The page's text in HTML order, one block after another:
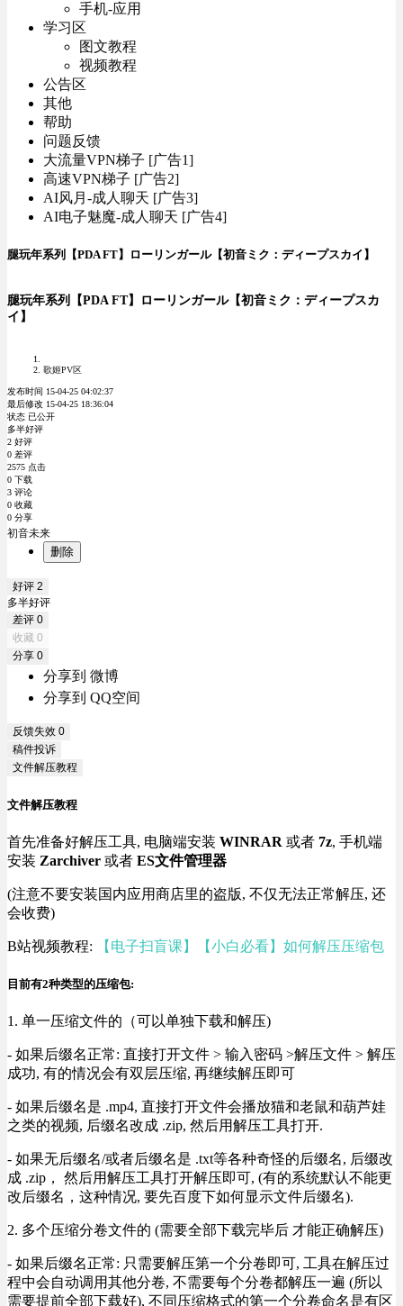
手机-应用
学习区
图文教程
视频教程
公告区
其他
帮助
问题反馈
大流量VPN梯子 [广告1]
高速VPN梯子 [广告2]
AI风月-成人聊天 [广告3]
AI电子魅魔-成人聊天 [广告4]
腿玩年系列【PDA FT】ローリンガール【初音ミク：ディープスカイ】
腿玩年系列【PDA FT】ローリンガール【初音ミク：ディープスカ
イ】
歌姬PV区
发布时间 15-04-25 04:02:37
最后修改 15-04-25 18:36:04
状态 已公开
多半好评
2 好评
0 差评
2575 点击
0 下载
3 评论
0 收藏
0 分享
初音未来
删除
好评 2
多半好评
差评 0
收藏 0
分享 0
分享到 微博
分享到 QQ空间
反馈失效 0
稿件投诉
文件解压教程
文件解压教程
首先准备好解压工具, 电脑端安装 WINRAR 或者 7z, 手机端
安装 Zarchiver 或者 ES文件管理器
(注意不要安装国内应用商店里的盗版, 不仅无法正常解压, 还
会收费)
B站视频教程: 【电子扫盲课】【小白必看】如何解压压缩包
目前有2种类型的压缩包:
1. 单一压缩文件的（可以单独下载和解压)
- 如果后缀名正常: 直接打开文件 > 输入密码 >解压文件 > 解压
成功, 有的情况会有双层压缩, 再继续解压即可
- 如果后缀名是 .mp4, 直接打开文件会播放猫和老鼠和葫芦娃
之类的视频, 后缀名改成 .zip, 然后用解压工具打开.
- 如果无后缀名/或者后缀名是 .txt等各种奇怪的后缀名, 后缀改
成 .zip， 然后用解压工具打开解压即可, (有的系统默认不能更
改后缀名，这种情况, 要先百度下如何显示文件后缀名).
2. 多个压缩分卷文件的 (需要全部下载完毕后 才能正确解压)
- 如果后缀名正常: 只需要解压第一个分卷即可, 工具在解压过
程中会自动调用其他分卷, 不需要每个分卷都解压一遍 (所以
需要提前全部下载好), 不同压缩格式的第一个分卷命名是有区